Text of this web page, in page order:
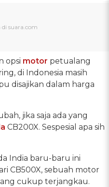
opsi motor petualang
di Indonesia masih
disajikan dalam harga
jika saja ada yang
CB200X. Sespesial apa sih
India baru-baru ini
CB500X, sebuah motor
cukup terjangkau.